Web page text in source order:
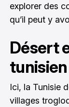
explorer des
qu’il peut y
Désert
Ici, la Tunisie
villages